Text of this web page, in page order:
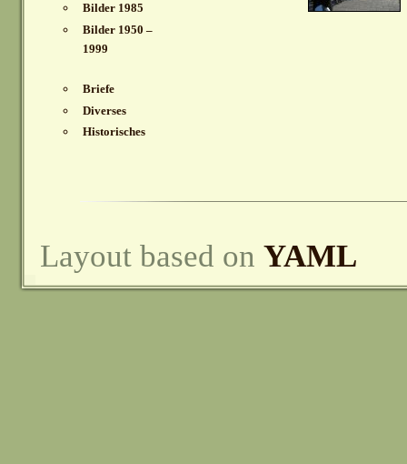
Bilder 1985
Bilder 1950 –
1999
Briefe
Diverses
Historisches
Layout based onYAML